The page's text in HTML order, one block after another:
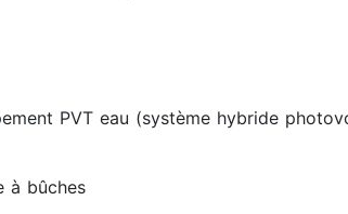
PVT eau (système hybride
à bûches